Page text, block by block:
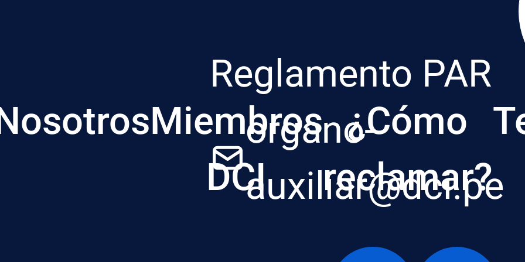
Reglamento PAR
organo-
auxiliar@dci.pe
Miembros
DCI
¿Cómo
reclamar?